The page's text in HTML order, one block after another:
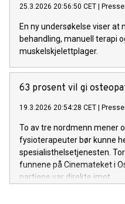
25.3.2026 20:56:50 CET
En ny undersøkelse viser at
behandling, manuell terapi
muskelskjelettplager.
63 prosent vil gi
19.3.2026 20:54:28 CET
To av tre nordmenn mener
fysioterapeuter bør kunne
spesialisthelsetjenesten.
funnene på Cinemateket i
partiene var direkte imot.